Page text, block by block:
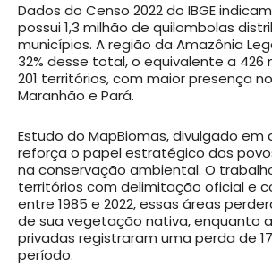
Dados do Censo 2022 do IBGE
possui 1,3 milhão de quilombolas
municípios. A região da Amazônia
32% desse total, o equivalente a 426
201 territórios, com maior presença
Maranhão e Pará.
Estudo do MapBiomas, divulgado em
reforça o papel estratégico dos
na conservação ambiental. O
territórios com delimitação oficial e
entre 1985 e 2022, essas áreas
de sua vegetação nativa, enquanto
privadas registraram uma perda de
período.